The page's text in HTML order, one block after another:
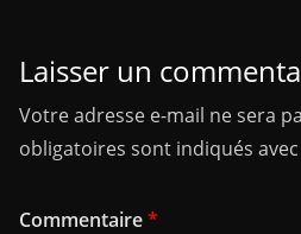
Laisser un
Votre adresse e-mail ne sera
obligatoires sont indiqués avec
Commentaire*